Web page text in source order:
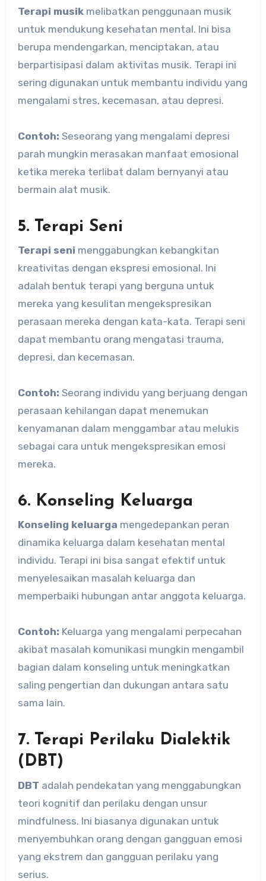
Terapi musikmelibatkan penggunaan musik
untuk mendukung kesehatan mental. Ini bisa
berupa mendengarkan, menciptakan, atau
berpartisipasi dalam aktivitas musik. Terapi ini
sering digunakan untuk membantu individu yang
mengalami stres, kecemasan, atau depresi.
Contoh: Seseorang yang mengalami depresi
parah mungkin merasakan manfaat emosional
ketika mereka terlibat dalam bernyanyi atau
bermain alat musik.
5. Terapi Seni
Terapi seni menggabungkan kebangkitan
kreativitas dengan ekspresi emosional. Ini
adalah bentuk terapi yang berguna untuk
mereka yang kesulitan mengekspresikan
perasaan mereka dengan kata-kata. Terapi seni
dapat membantu orang mengatasi trauma,
depresi, dan kecemasan.
Contoh: Seorang individu yang berjuang dengan
perasaan kehilangan dapat menemukan
kenyamanan dalam menggambar atau melukis
sebagai cara untuk mengekspresikan emosi
mereka.
6. Konseling Keluarga
Konseling keluarga mengedepankan peran
dinamika keluarga dalam kesehatan mental
individu. Terapi ini bisa sangat efektif untuk
menyelesaikan masalah keluarga dan
memperbaiki hubungan antar anggota keluarga.
Contoh: Keluarga yang mengalami perpecahan
akibat masalah komunikasi mungkin mengambil
bagian dalam konseling untuk meningkatkan
saling pengertian dan dukungan antara satu
sama lain.
7. Terapi Perilaku Dialektik
(DBT)
DBT adalah pendekatan yang menggabungkan
teori kognitif dan perilaku dengan unsur
mindfulness. Ini biasanya digunakan untuk
menyembuhkan orang dengan gangguan emosi
yang ekstrem dan gangguan perilaku yang
serius.